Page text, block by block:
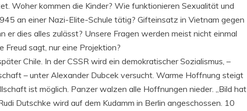
Woher kommen die Kinder? Wie funktionieren Sexualität und
an einer Nazi-Elite-Schule tätig? Gifteinsatz in Vietnam gegen
er dies alles zulässt? Unsere Fragen werden meist nicht einmal
Freud sagt, nur eine Projektion?
Chile. In der CSSR wird ein demokratischer Sozialismus, –
– unter Alexander Dubcek versucht. Warme Hoffnung steigt
ist möglich. Panzer walzen alle Hoffnungen nieder. „Bild hat
Dutschke wird auf dem Kudamm in Berlin angeschossen. 10